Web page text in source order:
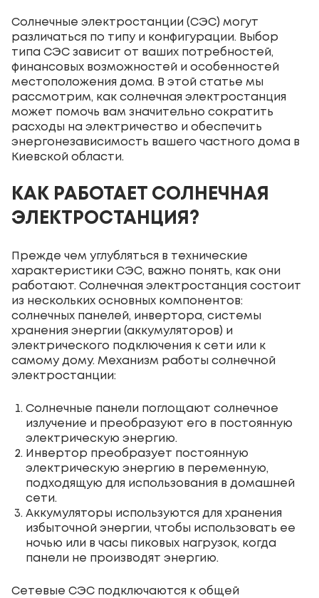
Солнечные электростанции (СЭС) могут
различаться по типу и конфигурации. Выбор
типа СЭС зависит от ваших потребностей,
финансовых возможностей и особенностей
местоположения дома. В этой статье мы
рассмотрим, как солнечная электростанция
может помочь вам значительно сократить
расходы на электричество и обеспечить
энергонезависимость вашего частного дома в
Киевской области.
КАК РАБОТАЕТ СОЛНЕЧНАЯ
ЭЛЕКТРОСТАНЦИЯ?
Прежде чем углубляться в технические
характеристики СЭС, важно понять, как они
работают. Солнечная электростанция состоит
из нескольких основных компонентов:
солнечных панелей, инвертора, системы
хранения энергии (аккумуляторов) и
электрического подключения к сети или к
самому дому. Механизм работы солнечной
электростанции:
Солнечные панели поглощают солнечное
излучение и преобразуют его в постоянную
электрическую энергию.
Инвертор преобразует постоянную
электрическую энергию в переменную,
подходящую для использования в домашней
сети.
Аккумуляторы используются для хранения
избыточной энергии, чтобы использовать ее
ночью или в часы пиковых нагрузок, когда
панели не производят энергию.
Сетевые СЭС подключаются к общей